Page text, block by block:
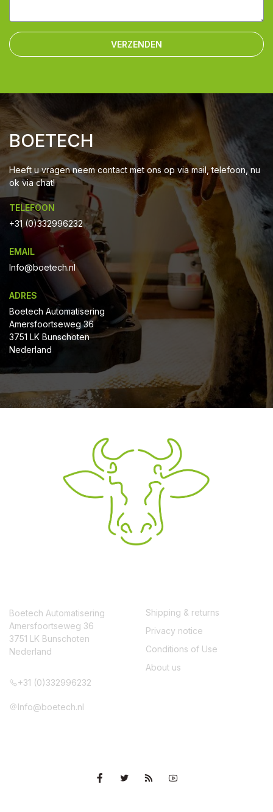
VERZENDEN
BOETECH
Heeft u vragen neem contact met ons op via mail, telefoon, nu
ok via chat!
TELEFOON
+31 (0)332996232
EMAIL
Info@boetech.nl
ADRES
Boetech Automatisering
Amersfoortseweg 36
3751 LK Bunschoten
Nederland
Boetech Automatisering
Amersfoortseweg 36
3751 LK Bunschoten
Nederland
+31 (0)332996232
Info@boetech.nl
Shipping & returns
Privacy notice
Conditions of Use
About us